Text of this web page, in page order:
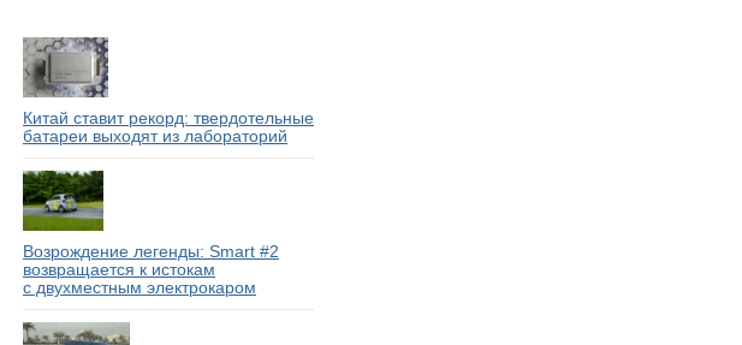
Китай ставит рекорд: твердотельные
батареи выходят из лабораторий
Возрождение легенды: Smart #2
возвращается к истокам
с двухместным электрокаром